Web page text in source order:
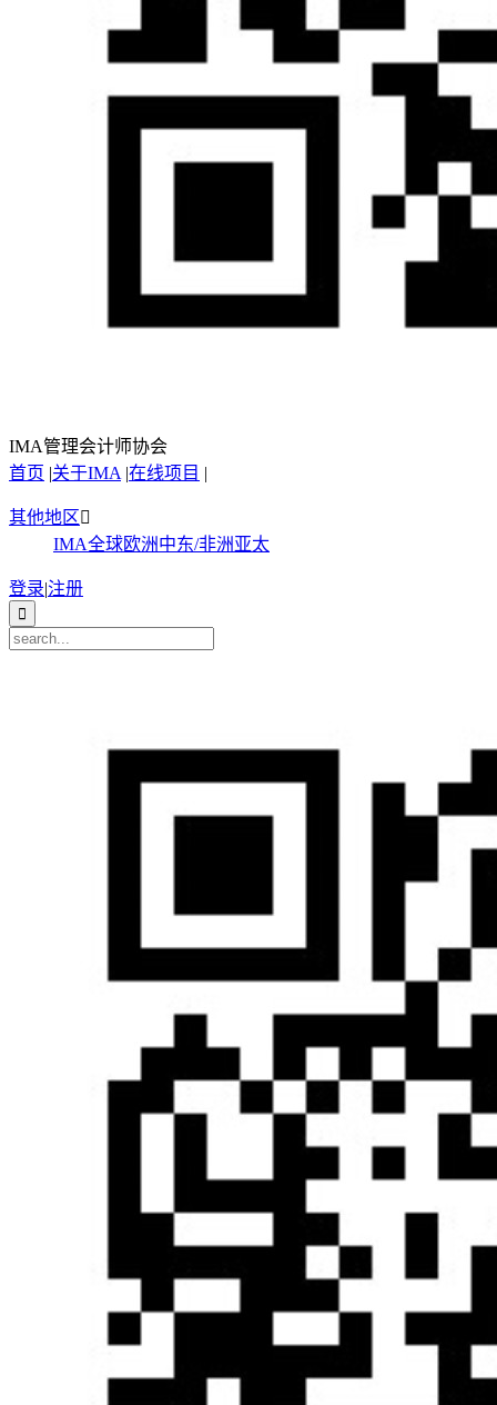
IMA管理会计师协会
首页 |关于IMA |在线项目 |
其他地区
IMA全球欧洲中东/非洲亚太
登录|注册
